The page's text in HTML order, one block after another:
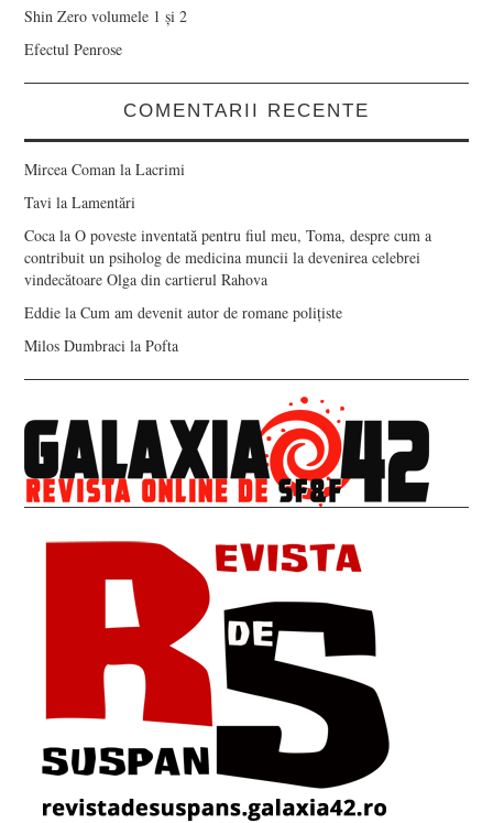
Shin Zero volumele 1 și 2
Efectul Penrose
COMENTARII RECENTE
Mircea Coman laLacrimi
Tavi laLamentări
Coca laO poveste inventată pentru fiul meu, Toma, despre cum a
contribuit un psiholog de medicina muncii la devenirea celebrei
vindecătoare Olga din cartierul Rahova
Eddie laCum am devenit autor de romane polițiste
Milos Dumbraci laPofta